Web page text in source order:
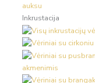
auksu
Inkrustacija
akmenimis